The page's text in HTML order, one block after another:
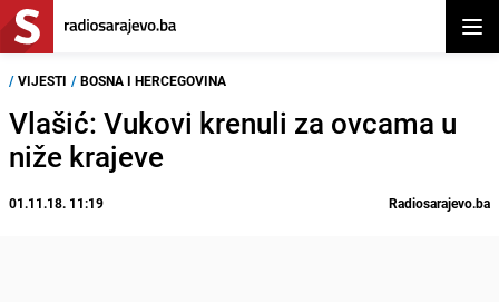
/ VIJESTI / BOSNA I HERCEGOVINA
Vlašić: Vukovi krenuli za ovcama u
niže krajeve
01.11.18. 11:19 Radiosarajevo.ba